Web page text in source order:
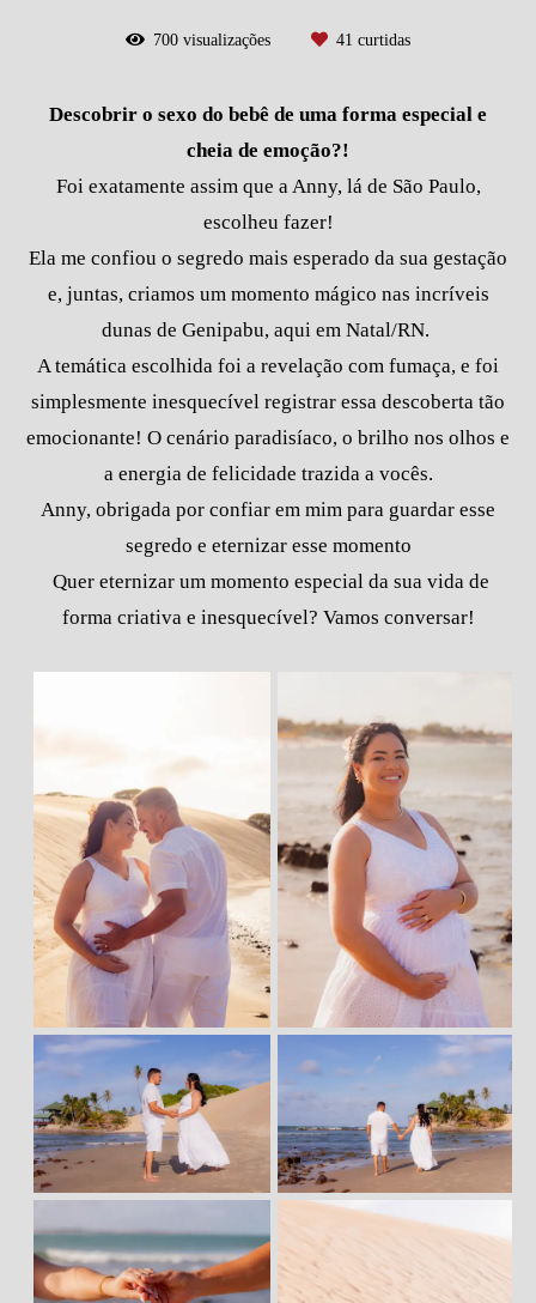
700 visualizações 41 curtidas
Descobrir o sexo do bebê de uma forma especial e
cheia de emoção?!
Foi exatamente assim que a Anny, lá de São Paulo,
escolheu fazer!
Ela me confiou o segredo mais esperado da sua gestação
e, juntas, criamos um momento mágico nas incríveis
dunas de Genipabu, aqui em Natal/RN.
A temática escolhida foi a revelação com fumaça, e foi
simplesmente inesquecível registrar essa descoberta tão
emocionante! O cenário paradisíaco, o brilho nos olhos e
a energia de felicidade trazida a vocês.
Anny, obrigada por confiar em mim para guardar esse
segredo e eternizar esse momento
Quer eternizar um momento especial da sua vida de
forma criativa e inesquecível? Vamos conversar!